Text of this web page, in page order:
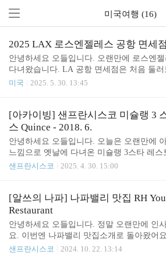
미국여행 (16)
2025 LAX 로스엔젤레스 공항 면세
안녕하세요 오들입니다. 오랜만에 로스엔젤
다녀왔습니다. LA 공항 면세점은 처음 둘러
요, 샌프란시스코 공항과 같은 DFS계열이라
향수가 더 눈에 잘 띄게 진열된 느낌적인 느
요. LA 일러스트가 귀여운 토트 및 파우치는
과 똑같은 구성, 디자인만 다르네요. DFS 전
같아요.토트백이 39달러, 작은 파우치가 30
행사중입니다. 개인적으로는 트레이더조스
훨씬 더 저렴하고 비슷하게 활용 가능하실
좋아하신다면 추천드릴게요. 비슷하게 초콜
도 DFS 전용상품이라서 가격대가 좀 있어
미국 2025. 5. 30. 13:45
[아카이빙] 샌프란시스코 미슐랭 3
스 Quince - 2018. 6.
안녕하세요 오들입니다. 오늘은 오랜만에
느낌으로 옛날에 다녀온 미슐랭 3스타 레스
스 사진을 공유드릴게요. 워낙 다녀온지 오
주소: 470 Pacific Ave, San Francisco, CA
2017년 처음 3 미슐랭 스타를 받은 이후로
금까지 쭉 그 명성을 이어오고 있는데요, 최
뉴스에서 오바마 전 대통령이 방문했다는
면서 더더욱 유명해지고 있어요. 제가 갔을
8년 6월경으로 미슐랭 3스타를 받은지 얼마
샌프란시스코 2025. 4. 30. 15:00
[알쓰의 나파] 나파밸리 맛집 RH
Restaurant
안녕하세요 오들입니다. 정말 오랜만에 인사
요. 이번엔 나파밸리 맛집소개로 돌아왔어
대해 아는 것이 없어서 나파가 과연 재미있
샌프란시스코 2024. 10. 22. 13:14